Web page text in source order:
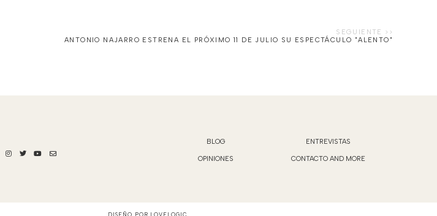
ANTONIO NAJARRO ESTRENA EL PRÓXIMO 11 DE JULIO SU ESPECTÁCULO "ALENTO"
BLOG ENTREVISTAS
OPINIONES CONTACTO AND MORE
DISEÑO POR LOVELOGIC